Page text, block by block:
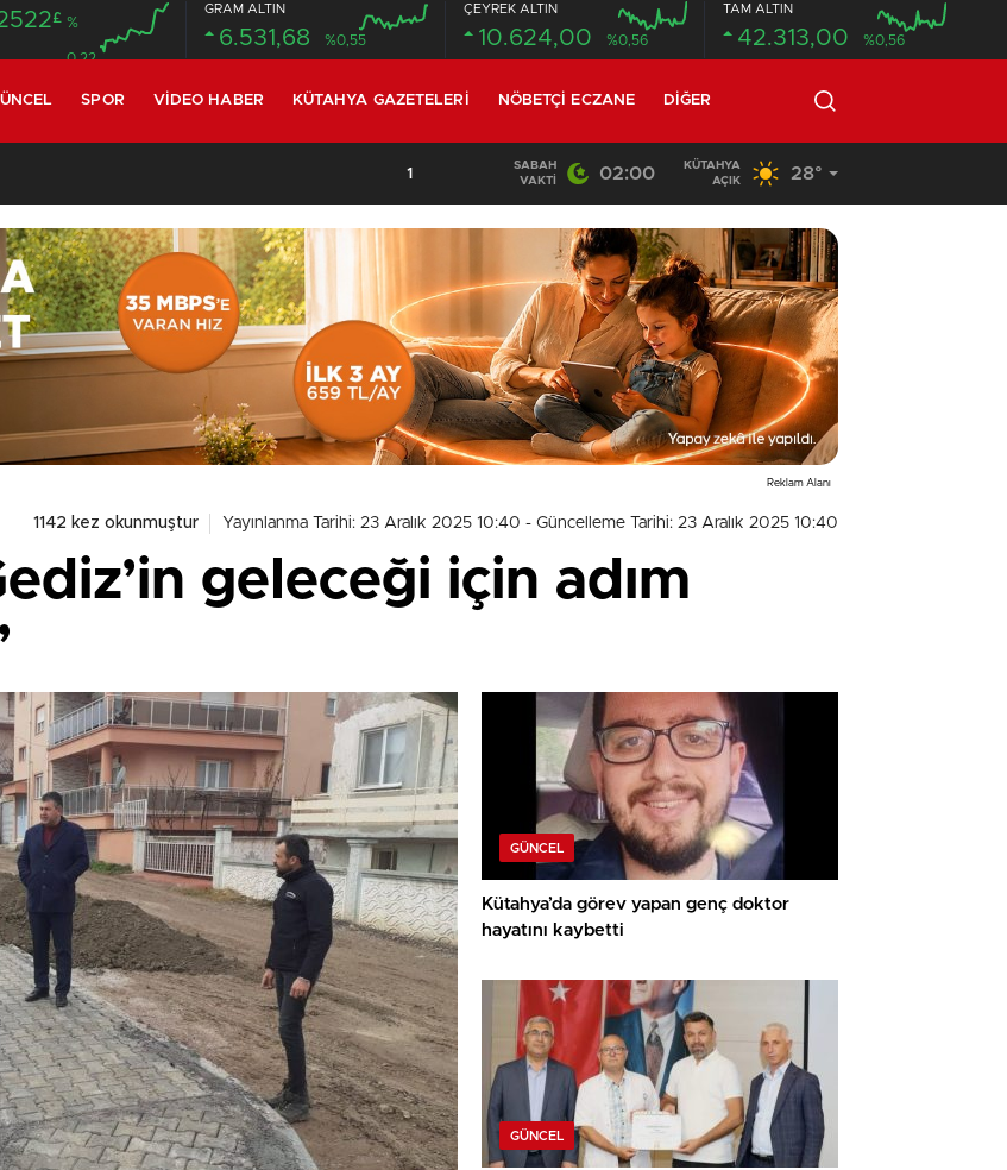
£ %
0.22
GRAM ALTIN
6.531,68 %0,55
ÇEYREK ALTIN
10.624,00 %0,56
TAM ALTIN
42.313,00 %0,56
SPOR VIDEO HABER KÜTAHYA GAZETELERI NÖBETÇI ECZANE DIĞER
Havadan ve karadan müdahale sürüyor 22:15 / BUĞDAY YÜKLÜ TIR DEVRİLDİ: YAKLAŞIK 30 TON
SABAH
VAKTI
02:00
KÜTAHYA
AÇIK
28°
Reklam Alanı
1142 kez okunmuştur Yayınlanma Tarihi: 23 Aralık 2025 10:40 - Güncelleme Tarihi: 23 Aralık 2025 10:40
geleceği için adım
GÜNCEL
Kütahya’da görev yapan genç doktor
hayatını kaybetti
GÜNCEL